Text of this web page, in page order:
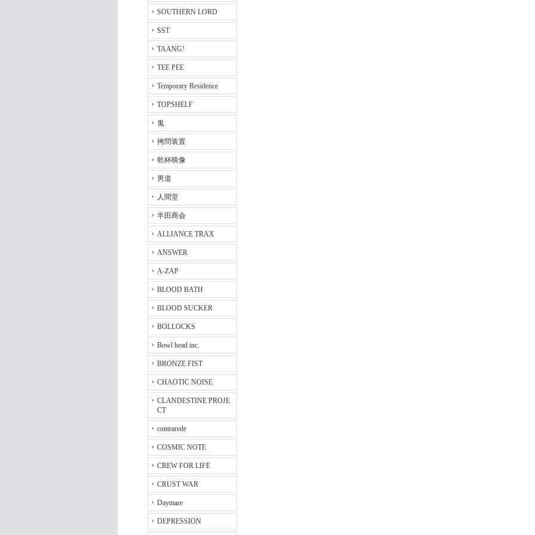
SOUTHERN LORD
SST
TAANG!
TEE PEE
Temporary Residence
TOPSHELF
鬼
拷問装置
乾杯映像
男道
人間堂
半田商会
ALLIANCE TRAX
ANSWER
A-ZAP
BLOOD BATH
BLOOD SUCKER
BOLLOCKS
Bowl head inc.
BRONZE FIST
CHAOTIC NOISE
CLANDESTINE PROJE
CT
contrarede
COSMIC NOTE
CREW FOR LIFE
CRUST WAR
Daymare
DEPRESSION